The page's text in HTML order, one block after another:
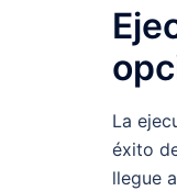
La
éxito
llegue